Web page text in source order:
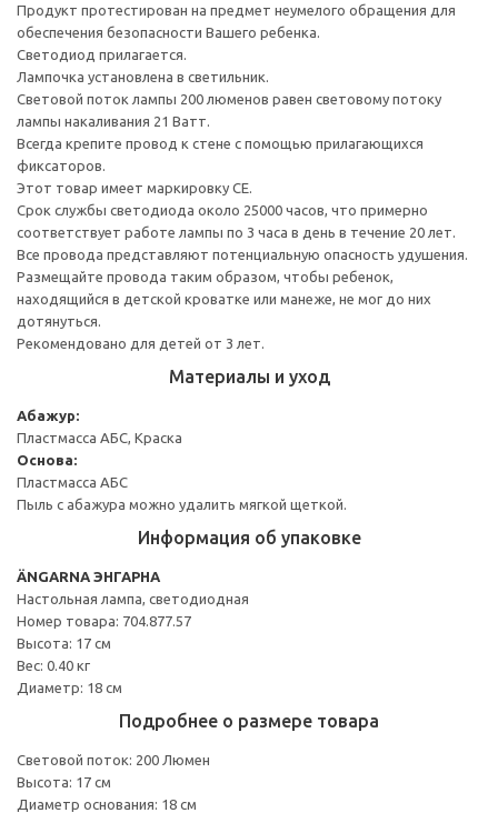
Продукт протестирован на предмет неумелого обращения для
обеспечения безопасности Вашего ребенка.
Светодиод прилагается.
Лампочка установлена в светильник.
Световой поток лампы 200 люменов равен световому потоку
лампы накаливания 21 Ватт.
Всегда крепите провод к стене с помощью прилагающихся
фиксаторов.
Этот товар имеет маркировку CE.
Срок службы светодиода около 25000 часов, что примерно
соответствует работе лампы по 3 часа в день в течение 20 лет.
Все провода представляют потенциальную опасность удушения.
Размещайте провода таким образом, чтобы ребенок,
находящийся в детской кроватке или манеже, не мог до них
дотянуться.
Рекомендовано для детей от 3 лет.
Материалы и уход
Абажур:
Пластмасса АБС, Краска
Основа:
Пластмасса АБС
Пыль с абажура можно удалить мягкой щеткой.
Информация об упаковке
ÄNGARNA ЭНГАРНА
Настольная лампа, светодиодная
Номер товара: 704.877.57
Высота: 17 см
Вес: 0.40 кг
Диаметр: 18 см
Подробнее о размере товара
Световой поток: 200 Люмен
Высота: 17 см
Диаметр основания: 18 см